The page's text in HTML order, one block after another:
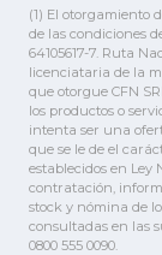
(1) El otorgamiento
de las condiciones
64105617-7. Ruta
licenciataria de la
que otorgue CFN
los productos o
intenta ser una
que se le de el
establecidos en Ley
contratación,
stock y nómina de
consultadas en las
0800 555 0090.